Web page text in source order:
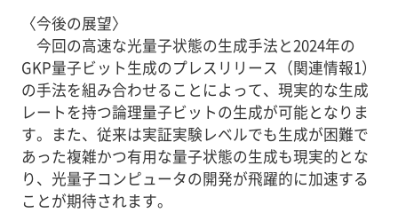
〈今後の展望〉
今回の高速な光量子状態の生成手法と2024年の
GKP量子ビット生成のプレスリリース（関連情報1）
の手法を組み合わせることによって、現実的な生成
レートを持つ論理量子ビットの生成が可能となりま
す。また、従来は実証実験レベルでも生成が困難で
あった複雑かつ有用な量子状態の生成も現実的とな
り、光量子コンピュータの開発が飛躍的に加速する
ことが期待されます。